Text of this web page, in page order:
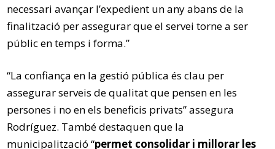
necessari avançar l’expedient un any abans de la
finalització per assegurar que el servei torne a ser
públic en temps i forma.”
“La confiança en la gestió pública és clau per
assegurar serveis de qualitat que pensen en les
persones i no en els beneficis privats” assegura
Rodríguez. També destaquen que la
municipalització “permet consolidar i millorar les